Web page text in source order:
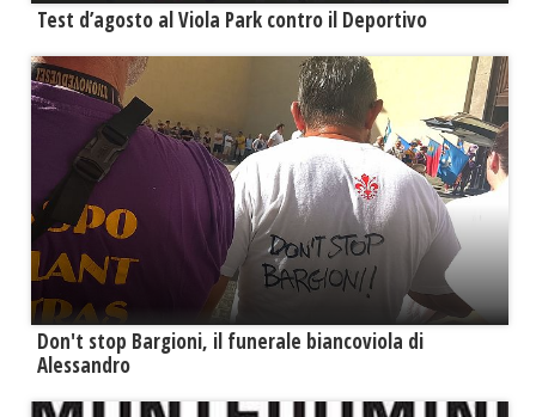
Test d’agosto al Viola Park contro il Deportivo
Don't stop Bargioni, il funerale biancoviola di
Alessandro